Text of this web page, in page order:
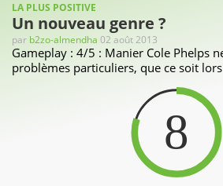
LA PLUS POSITIVE
Un nouveau genre ?
par b2zo-almendha 02 août 2013
Gameplay : 4/5 : Manier Cole Phelps
problèmes particuliers, que ce soit
8